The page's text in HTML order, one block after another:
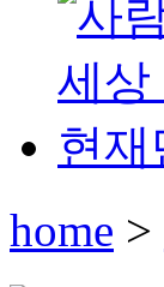
home >